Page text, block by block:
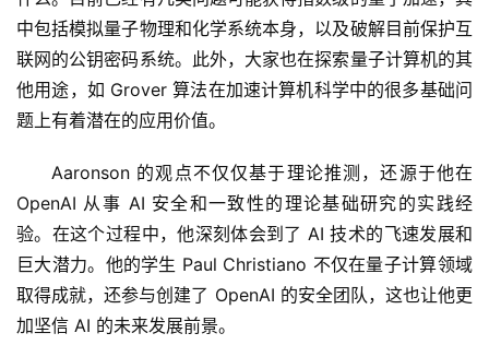
中包括模拟量子物理和化学系统本身，以及破解目前保护互
联网的公钥密码系统。此外，大家也在探索量子计算机的其
他用途，如 Grover 算法在加速计算机科学中的很多基础问
题上有着潜在的应用价值。
Aaronson 的观点不仅仅基于理论推测，还源于他在
OpenAI 从事 AI 安全和一致性的理论基础研究的实践经
验。在这个过程中，他深刻体会到了 AI 技术的飞速发展和
巨大潜力。他的学生 Paul Christiano 不仅在量子计算领域
取得成就，还参与创建了 OpenAI 的安全团队，这也让他更
加坚信 AI 的未来发展前景。